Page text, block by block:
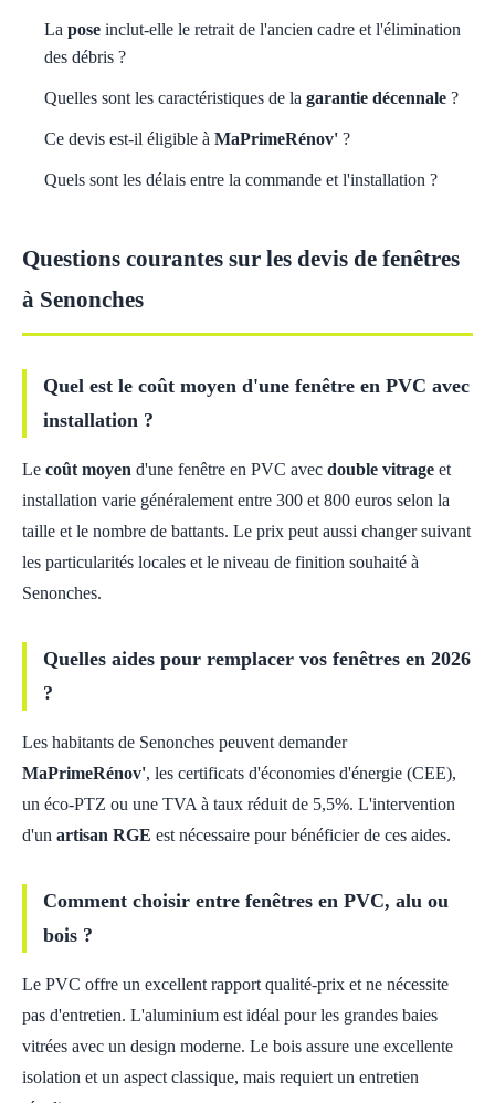
La pose inclut-elle le retrait de l'ancien cadre et l'élimination
des débris ?
Quelles sont les caractéristiques de la garantie décennale ?
Ce devis est-il éligible à MaPrimeRénov' ?
Quels sont les délais entre la commande et l'installation ?
Questions courantes sur les devis de fenêtres
à Senonches
Quel est le coût moyen d'une fenêtre en PVC avec
installation ?
Le coût moyen d'une fenêtre en PVC avec double vitrage et
installation varie généralement entre 300 et 800 euros selon la
taille et le nombre de battants. Le prix peut aussi changer suivant
les particularités locales et le niveau de finition souhaité à
Senonches.
Quelles aides pour remplacer vos fenêtres en 2026
?
Les habitants de Senonches peuvent demander
MaPrimeRénov', les certificats d'économies d'énergie (CEE),
un éco-PTZ ou une TVA à taux réduit de 5,5%. L'intervention
d'un artisan RGE est nécessaire pour bénéficier de ces aides.
Comment choisir entre fenêtres en PVC, alu ou
bois ?
Le PVC offre un excellent rapport qualité-prix et ne nécessite
pas d'entretien. L'aluminium est idéal pour les grandes baies
vitrées avec un design moderne. Le bois assure une excellente
isolation et un aspect classique, mais requiert un entretien